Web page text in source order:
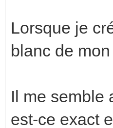
Lorsque je
blanc de
Il me semble
est-ce exact